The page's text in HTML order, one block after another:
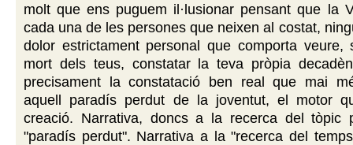
molt que ens puguem il·lusionar pensant que la
cada una de les persones que neixen al costat,
dolor estrictament personal que comporta veure,
mort dels teus, constatar la teva pròpia
precisament la constatació ben real que mai
aquell paradís perdut de la joventut, el motor
creació. Narrativa, doncs a la recerca del tòpic
"paradís perdut". Narrativa a la "recerca del